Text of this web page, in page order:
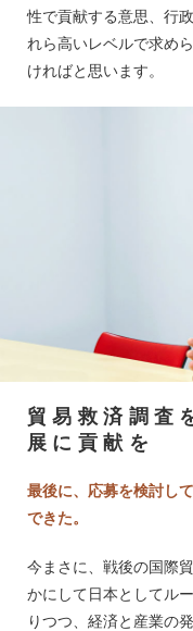
性で貢献する意思、行
れら高いレベルで求め
ければと思います。
貿易救済調査
展に貢献を
最後に、応募を検討し
できた。
今まさに、戦後の国際
かにして日本としてル
りつつ、経済と産業の